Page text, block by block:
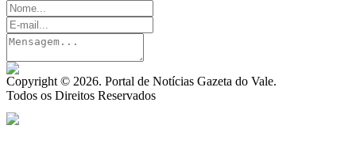
Copyright © 2026. Portal de Notícias Gazeta do Vale.
Todos os Direitos Reservados